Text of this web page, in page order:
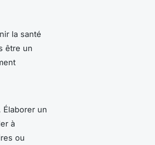
la santé
être un
un
à
ou